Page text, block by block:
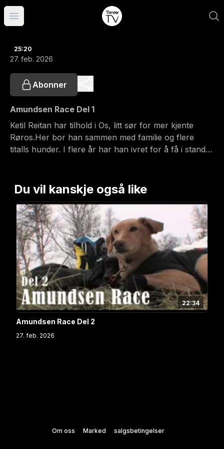
Åpne hovedmeny
25:20
27. feb. 2026
Abonner
Amundsen Race Del 1
Ketil Reitan har tilhold i Os, litt sør for mer kjente
Røros.Her bor han sammen med familie og flere
titalls hunder. I flere år har han ivret for å få i stand
og gjennomføringen av den første utgaven av
«Amundsen Race». (2008)
Du vil kanskje også like
22:34
Amundsen Race Del 2
27. feb. 2026
Om oss Marked salgsbetingelser